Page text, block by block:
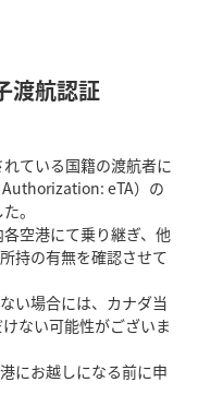
渡航認証
ている国籍の渡航者に
eTA）の
。
空港にて乗り継ぎ、他
持の有無を確認させて
い場合には、カナダ当
ない可能性がございま
にお越しになる前に申